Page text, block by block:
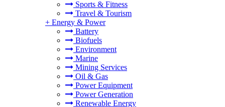
Sports & Fitness
Travel & Tourism
+ Energy & Power
Battery
Biofuels
Environment
Marine
Mining Services
Oil & Gas
Power Equipment
Power Generation
Renewable Energy